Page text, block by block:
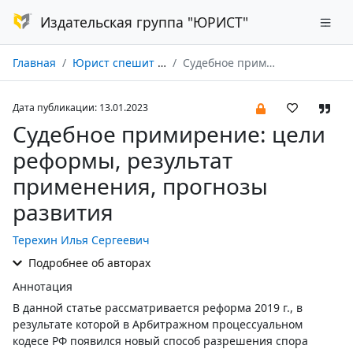
Издательская группа "ЮРИСТ"
Главная Юрист спешит на помощь № 01/2023 Судебное примирение: цели реформы, результат применения, прогнозы развития
Дата публикации: 13.01.2023
Судебное примирение: цели
реформы, результат
применения, прогнозы
развития
Терехин Илья Сергеевич
Подробнее об авторах
Аннотация
В данной статье рассматривается реформа 2019 г., в
результате которой в Арбитражном процессуальном
кодесе РФ появился новый способ разрешения спора